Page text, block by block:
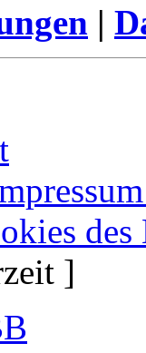
|
des
]